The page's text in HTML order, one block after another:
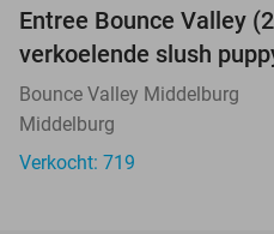
Entree Bounce Valley
verkoelende slush
Bounce Valley Middelburg
Middelburg
Verkocht: 719